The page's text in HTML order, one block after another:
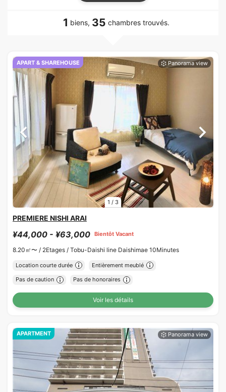
1 biens, 35 chambres trouvés.
1 / 3
APART & SHAREHOUSE
PREMIERE NISHI ARAI
¥44,000 - ¥63,000 Bientôt Vacant
8.20㎡〜 / 2Etages / Tobu-Daishi line Daishimae 10Minutes
Location courte durée Entièrement meublé
Pas de caution Pas de honoraires
Voir les détails
APARTMENT